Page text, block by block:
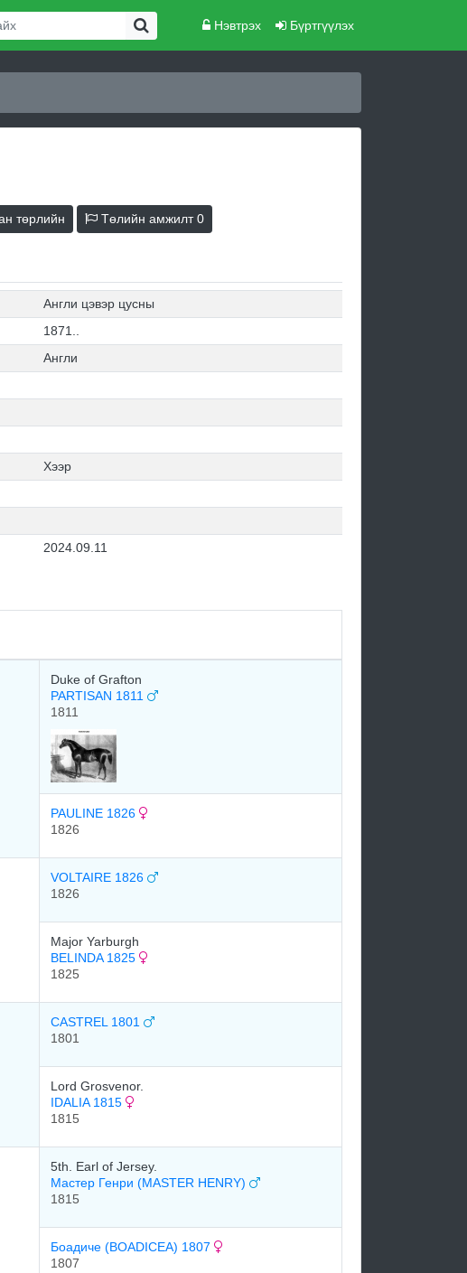
Нэвтрэх Бүртгүүлэх
төрлийн Төлийн амжилт0
Англи цэвэр цусны
1871..
Англи
Хээр
2024.09.11
Duke of Grafton
PARTISAN 1811
1811
PAULINE 1826
1826
VOLTAIRE 1826
1826
Major Yarburgh
BELINDA 1825
1825
CASTREL 1801
1801
Lord Grosvenor.
IDALIA 1815
1815
5th. Earl of Jersey.
Мастер Генри (MASTER HENRY)
1815
Боадиче (BOADICEA) 1807
1807